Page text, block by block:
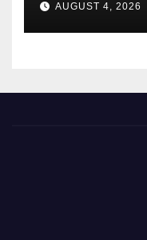
AUGUST 4, 2026